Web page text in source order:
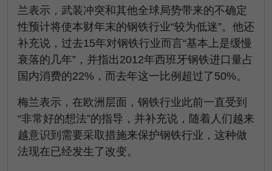
兰表示，武装冲突和其他全球局势带来的不确定
性预计将使本财年末的钢铁行业“较为低迷”。他还
补充说，过去15年对钢铁行业而言“基本上是缓慢
衰落的几年”，并指出2012年西班牙钢铁进口量占
国内消费的22%，而去年这一比例超过了50%。
梅兰表示，在欧洲层面，钢铁行业此前一直受到
“非常好的想法”的指导，并补充说，随着人们越来
越意识到需要采取措施来保护钢铁行业，这种做
法现在已经发生了改变。